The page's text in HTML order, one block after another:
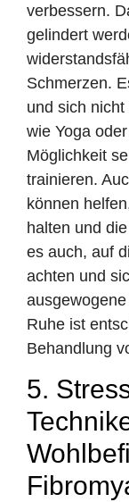
verbessern.
gelindert
Schmerzen.
und sich
wie Yoga
Möglichkeit
trainieren.
können
halten und
es auch, auf
achten und
Ruhe ist
Behandlung
5.